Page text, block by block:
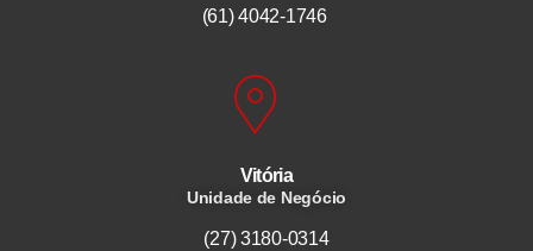
(61) 4042-1746
Vitória
Unidade de Negócio
(27) 3180-0314